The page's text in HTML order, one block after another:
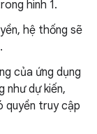
hình 1.
hệ thống sẽ
của ứng dụng
như dự kiến,
quyền truy cập